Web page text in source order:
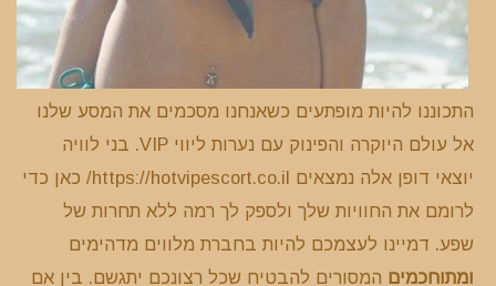
התכוננו להיות מופתעים כשאנחנו מסכמים את המסע שלנו
אל עולם היוקרה והפינוק עם נערות ליווי VIP. בני לוויה
יוצאי דופן אלה נמצאים https://hotvipescort.co.il/ כאן כדי
לרומם את החוויות שלך ולספק לך רמה ללא תחרות של
שפע. דמיינו לעצמכם להיות בחברת מלווים מדהימים
ומתוחכמים המסורים להבטיח שכל רצונכם יתגשם. בין אם